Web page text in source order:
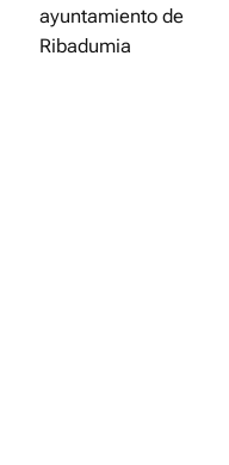
ayuntamiento de
Ribadumia